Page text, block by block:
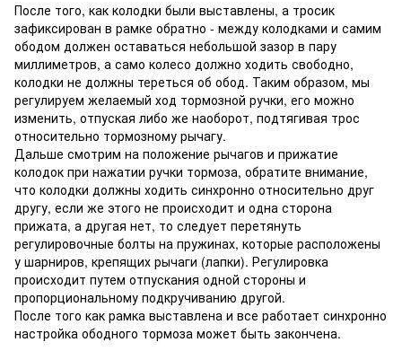
После того, как колодки были выставлены, а тросик
зафиксирован в рамке обратно - между колодками и самим
ободом должен оставаться небольшой зазор в пару
миллиметров, а само колесо должно ходить свободно,
колодки не должны тереться об обод. Таким образом, мы
регулируем желаемый ход тормозной ручки, его можно
изменить, отпуская либо же наоборот, подтягивая трос
относительно тормозному рычагу.
Дальше смотрим на положение рычагов и прижатие
колодок при нажатии ручки тормоза, обратите внимание,
что колодки должны ходить синхронно относительно друг
другу, если же этого не происходит и одна сторона
прижата, а другая нет, то следует перетянуть
регулировочные болты на пружинах, которые расположены
у шарниров, крепящих рычаги (лапки). Регулировка
происходит путем отпускания одной стороны и
пропорциональному подкручиванию другой.
После того как рамка выставлена и все работает синхронно
настройка ободного тормоза может быть закончена.